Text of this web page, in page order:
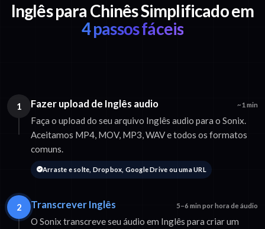
Inglês para Chinês Simplificado em
4 passos fáceis
1 Fazer upload de Inglês audio ~1 min
Faça o upload do seu arquivo Inglês audio para o Sonix.
Aceitamos MP4, MOV, MP3, WAV e todos os formatos
comuns.
Arraste e solte, Dropbox, Google Drive ou uma URL
2 Transcrever Inglês 5–6 min por hora de áudio
O Sonix transcreve seu áudio em Inglês para criar um